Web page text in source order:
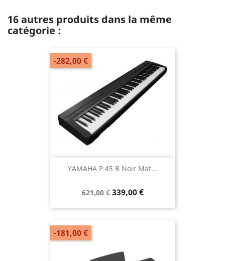
16 autres produits dans la même
catégorie :
YAMAHA P 45 B Noir Mat...
621,00 € 339,00 €
-282,00 €
-181,00 €